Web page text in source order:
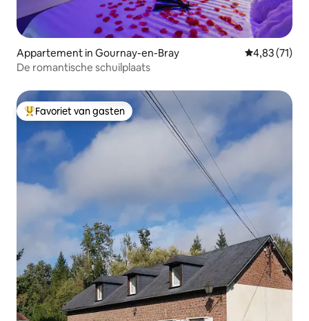
Appartement in Gournay-en-Bray Gemiddelde
4,83 (71)
De romantische schuilplaats
Topfavoriet van gasten
Favoriet van gasten